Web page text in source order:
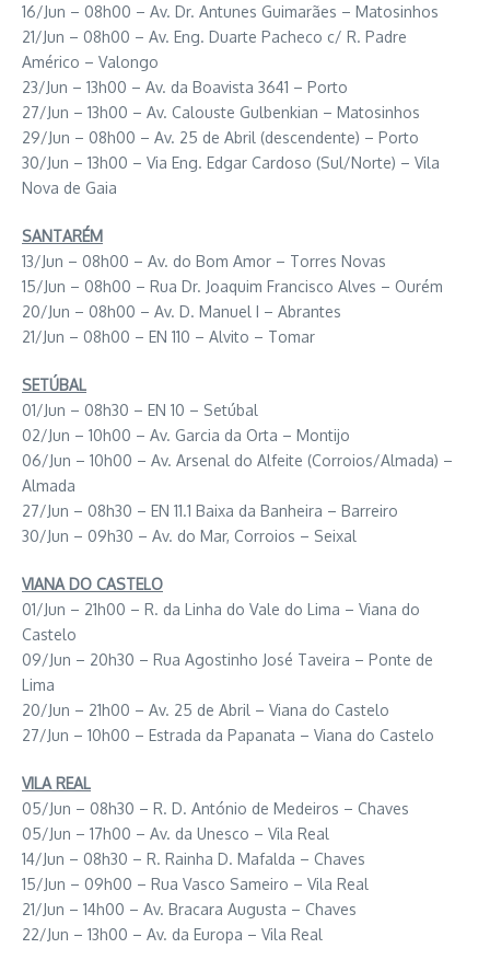
16/Jun – 08h00 – Av. Dr. Antunes Guimarães – Matosinhos
21/Jun – 08h00 – Av. Eng. Duarte Pacheco c/ R. Padre
Américo – Valongo
23/Jun – 13h00 – Av. da Boavista 3641 – Porto
27/Jun – 13h00 – Av. Calouste Gulbenkian – Matosinhos
29/Jun – 08h00 – Av. 25 de Abril (descendente) – Porto
30/Jun – 13h00 – Via Eng. Edgar Cardoso (Sul/Norte) – Vila
Nova de Gaia
SANTARÉM
13/Jun – 08h00 – Av. do Bom Amor – Torres Novas
15/Jun – 08h00 – Rua Dr. Joaquim Francisco Alves – Ourém
20/Jun – 08h00 – Av. D. Manuel I – Abrantes
21/Jun – 08h00 – EN 110 – Alvito – Tomar
SETÚBAL
01/Jun – 08h30 – EN 10 – Setúbal
02/Jun – 10h00 – Av. Garcia da Orta – Montijo
06/Jun – 10h00 – Av. Arsenal do Alfeite (Corroios/Almada) –
Almada
27/Jun – 08h30 – EN 11.1 Baixa da Banheira – Barreiro
30/Jun – 09h30 – Av. do Mar, Corroios – Seixal
VIANA DO CASTELO
01/Jun – 21h00 – R. da Linha do Vale do Lima – Viana do
Castelo
09/Jun – 20h30 – Rua Agostinho José Taveira – Ponte de
Lima
20/Jun – 21h00 – Av. 25 de Abril – Viana do Castelo
27/Jun – 10h00 – Estrada da Papanata – Viana do Castelo
VILA REAL
05/Jun – 08h30 – R. D. António de Medeiros – Chaves
05/Jun – 17h00 – Av. da Unesco – Vila Real
14/Jun – 08h30 – R. Rainha D. Mafalda – Chaves
15/Jun – 09h00 – Rua Vasco Sameiro – Vila Real
21/Jun – 14h00 – Av. Bracara Augusta – Chaves
22/Jun – 13h00 – Av. da Europa – Vila Real